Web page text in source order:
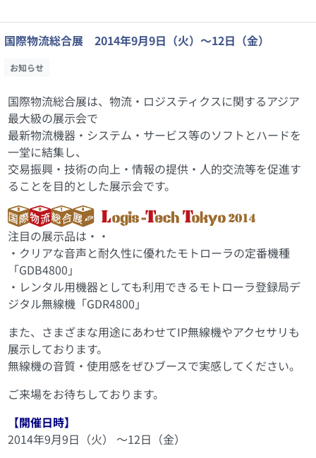
国際物流総合展 2014年9月9日（火）～12日（金）
お知らせ
国際物流総合展は、物流・ロジスティクスに関するアジア
最大級の展示会で
最新物流機器・システム・サービス等のソフトとハードを
一堂に結集し、
交易振興・技術の向上・情報の提供・人的交流等を促進す
ることを目的とした展示会です。
注目の展示品は・・
・クリアな音声と耐久性に優れたモトローラの定番機種
「GDB4800」
・レンタル用機器としても利用できるモトローラ登録局デ
ジタル無線機「GDR4800」
また、さまざまな用途にあわせてIP無線機やアクセサリも
展示しております。
無線機の音質・使用感をぜひブースで実感してください。
ご来場をお待ちしております。
【開催日時】
2014年9月9日（火） ～12日（金）